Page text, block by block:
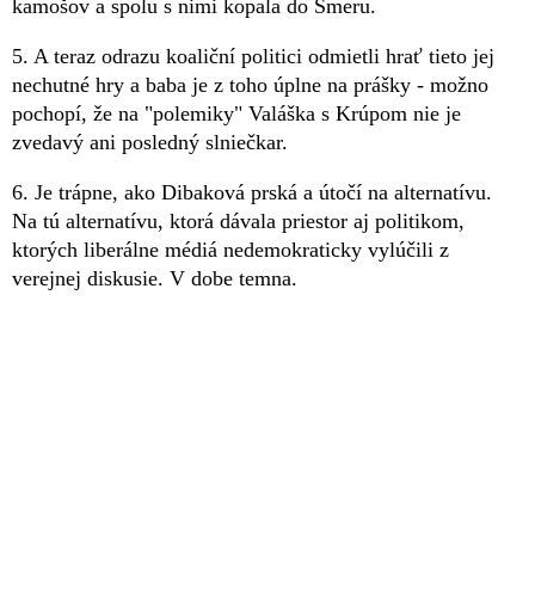
kamošov a spolu s nimi kopala do Smeru.
5. A teraz odrazu koaliční politici odmietli hrať tieto jej
nechutné hry a baba je z toho úplne na prášky - možno
pochopí, že na "polemiky" Valáška s Krúpom nie je
zvedavý ani posledný slniečkar.
6. Je trápne, ako Dibaková prská a útočí na alternatívu.
Na tú alternatívu, ktorá dávala priestor aj politikom,
ktorých liberálne médiá nedemokraticky vylúčili z
verejnej diskusie. V dobe temna.